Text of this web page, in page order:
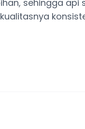
sehingga api